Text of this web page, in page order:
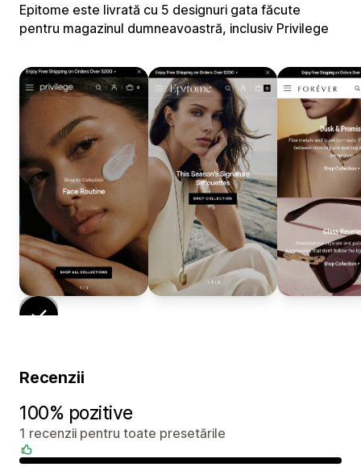
Epitome este livrată cu 5 designuri gata făcute
pentru magazinul dumneavoastră, inclusiv Privilege
Recenzii
100% pozitive
1 recenzii pentru toate presetările